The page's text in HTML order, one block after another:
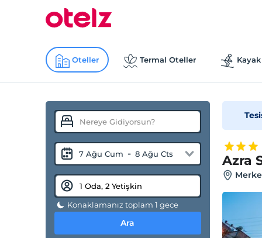
Oteller Termal Oteller
7 Ağu Cum - 8 Ağu Cts
Konaklamanız toplam 1 gece
Ara
Azra